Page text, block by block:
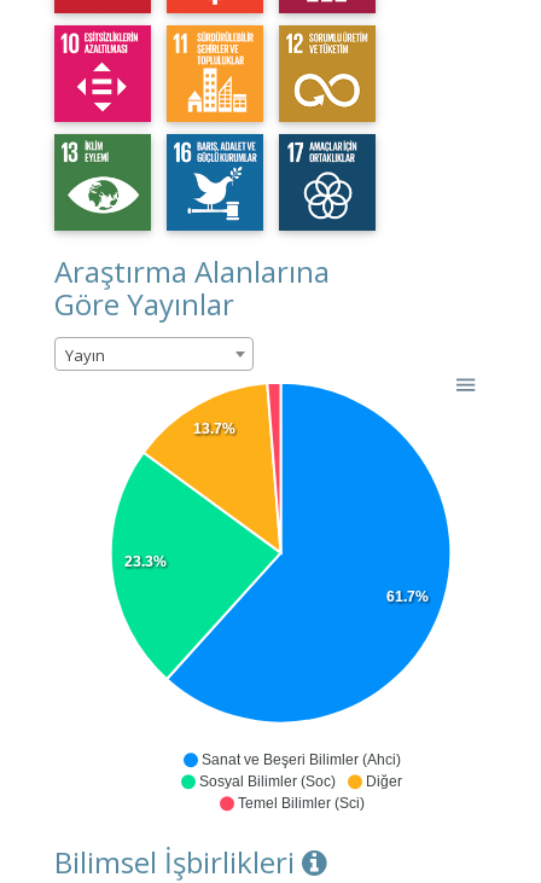
Araştırma Alanlarına
Göre Yayınlar
Yayın
Sanat ve Beşeri Bilimler (Ahci)
Sosyal Bilimler (Soc)
Diğer
Temel Bilimler (Sci)
61.7%
23.3%
13.7%
Bilimsel İşbirlikleri